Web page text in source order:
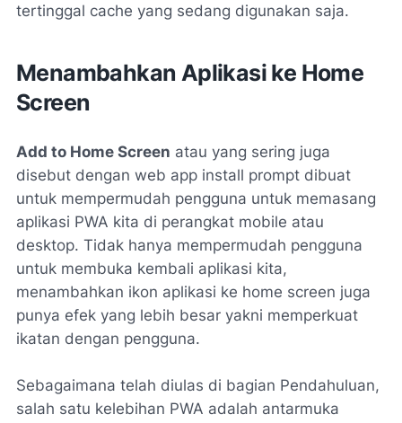
tertinggal cache yang sedang digunakan saja.
Menambahkan Aplikasi ke Home
Screen
Add to Home Screen atau yang sering juga
disebut dengan web app install prompt dibuat
untuk mempermudah pengguna untuk memasang
aplikasi PWA kita di perangkat mobile atau
desktop. Tidak hanya mempermudah pengguna
untuk membuka kembali aplikasi kita,
menambahkan ikon aplikasi ke home screen juga
punya efek yang lebih besar yakni memperkuat
ikatan dengan pengguna.
Sebagaimana telah diulas di bagian Pendahuluan,
salah satu kelebihan PWA adalah antarmuka